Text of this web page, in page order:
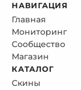
НАВИГАЦИЯ
Главная
Мониторинг
Сообщество
Магазин
КАТАЛОГ
Скины